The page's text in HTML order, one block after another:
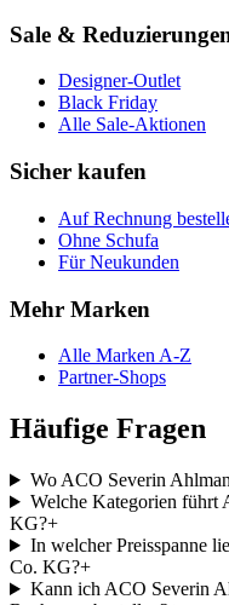
Sale &
Designer-Outlet
Black Friday
Alle Sale-Aktionen
Sicher kaufen
Auf Rechnung
Ohne Schufa
Für Neukunden
Mehr Marken
Alle Marken A-Z
Partner-Shops
Häufige Fragen
Wo ACO Severin
Welche Kategorien
KG?+
In welcher Preisspanne
Co. KG?+
Kann ich ACO Severin